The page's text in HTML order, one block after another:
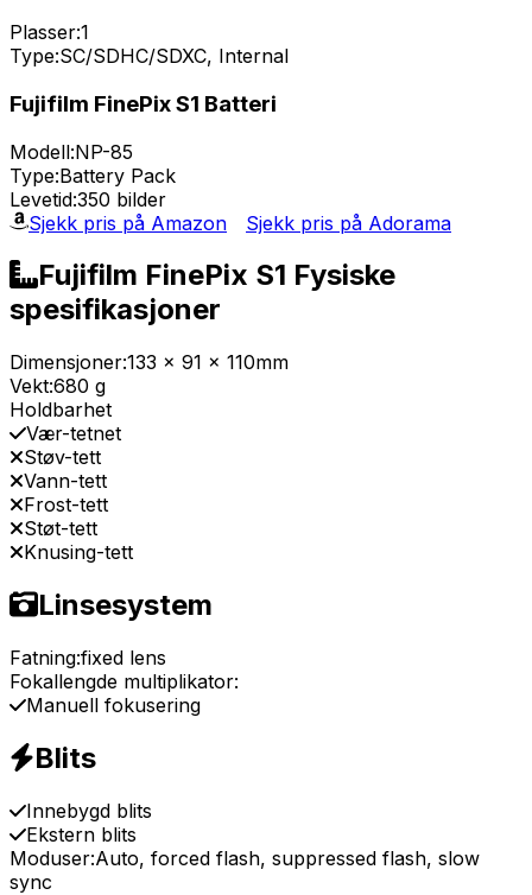
Plasser:1
Type:SC/SDHC/SDXC, Internal
Fujifilm FinePix S1 Batteri
Modell:NP-85
Type:Battery Pack
Levetid:350 bilder
Sjekk pris på Amazon
Sjekk pris på Adorama
Fujifilm FinePix S1 Fysiske
spesifikasjoner
Dimensjoner:133 x 91 x 110mm
Vekt:680 g
Holdbarhet
Vær-tetnet
Støv-tett
Vann-tett
Frost-tett
Støt-tett
Knusing-tett
Linsesystem
Fatning:fixed lens
Fokallengde multiplikator:
Manuell fokusering
Blits
Innebygd blits
Ekstern blits
Moduser:Auto, forced flash, suppressed flash, slow
sync